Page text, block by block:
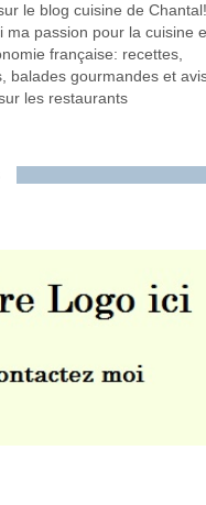
le blog cuisine de Chantal!
ma passion pour la cuisine
française: recettes,
balades gourmandes et
les restaurants